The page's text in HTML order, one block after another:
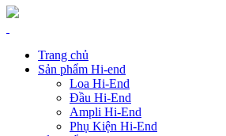
Trang chủ
Sản phẩm Hi-end
Loa Hi-End
Đầu Hi-End
Ampli Hi-End
Phụ Kiện Hi-End